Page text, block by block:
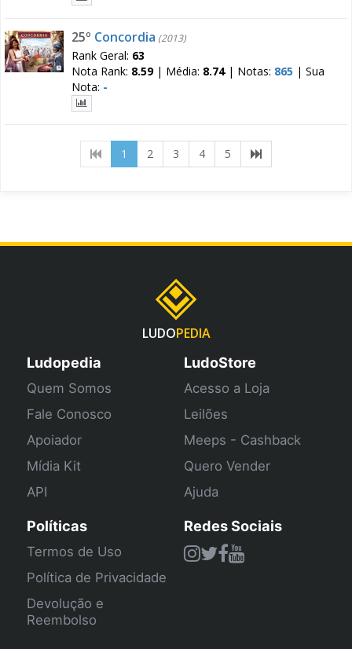
25º Concordia (2013)
Rank Geral: 63
Nota Rank: 8.59| Média: 8.74| Notas: 865 | Sua
Nota: -
1 (current)
2 3 4 5
LUDOPEDIA
Ludopedia
Quem Somos
Fale Conosco
Apoiador
Mídia Kit
API
LudoStore
Acesso a Loja
Leilões
Meeps - Cashback
Quero Vender
Ajuda
Políticas
Termos de Uso
Política de Privacidade
Devolução e
Reembolso
Redes Sociais